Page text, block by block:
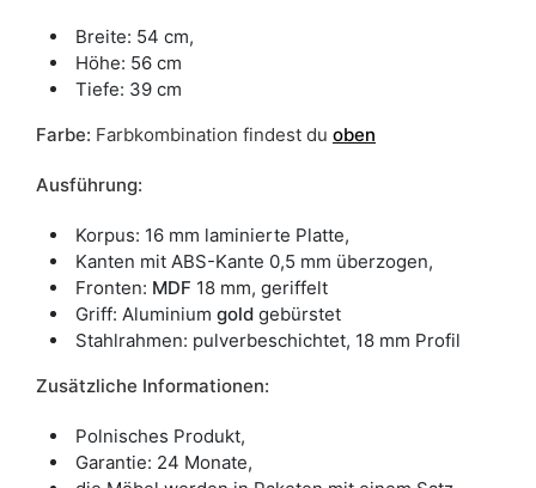
Breite
Liefertermin: 7 Werktage
Aufgrund des Produktionsprozesses und der
Materialeigenschaften sind Maßabweichungen von +/- 2–3 cm
möglich.
Breite: 54 cm,
Höhe: 56 cm
Tiefe: 39 cm
Farbe: Farbkombination findest du oben
Ausführung:
Korpus: 16 mm laminierte Platte,
Kanten mit ABS-Kante 0,5 mm überzogen,
Fronten: MDF 18 mm, geriffelt
Griff: Aluminium gold gebürstet
Stahlrahmen: pulverbeschichtet, 18 mm Profil
Zusätzliche Informationen:
Polnisches Produkt,
Garantie: 24 Monate,